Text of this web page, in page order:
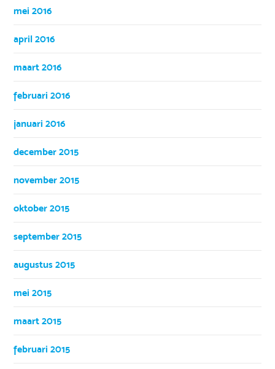
mei 2016
april 2016
maart 2016
februari 2016
januari 2016
december 2015
november 2015
oktober 2015
september 2015
augustus 2015
mei 2015
maart 2015
februari 2015